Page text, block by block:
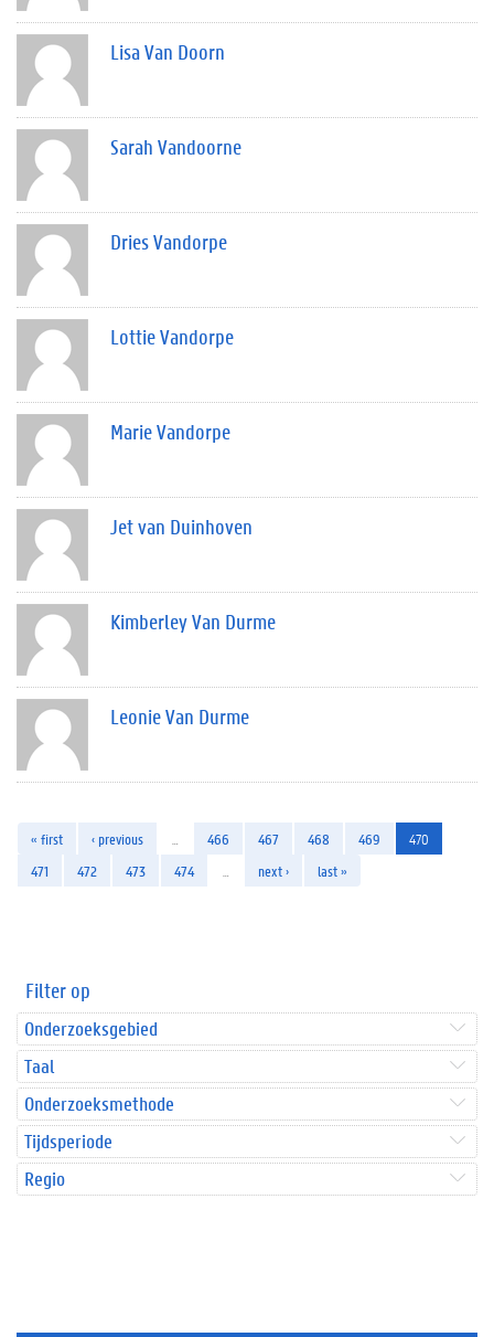
Lisa Van Doorn
Sarah Vandoorne
Dries Vandorpe
Lottie Vandorpe
Marie Vandorpe
Jet van Duinhoven
Kimberley Van Durme
Leonie Van Durme
« first ‹ previous 466 467 468 469
470
471
472 473 474 next › last »
Filter op
Onderzoeksgebied
Taal
Onderzoeksmethode
Tijdsperiode
Regio